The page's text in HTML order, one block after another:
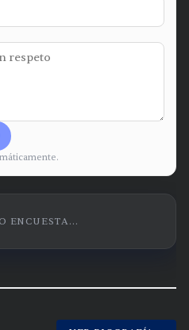
ENCUESTA...